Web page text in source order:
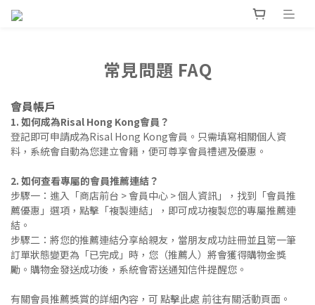
常見問題 FAQ
會員帳戶
1. 如何成為Risal Hong Kong會員？
登記即可申請成為Risal Hong Kong會員。只需填寫相關個人資
料，系統會自動為您建立會籍，便可尊享會員禮遇及優惠。
2. 如何查看專屬的會員推薦連結？
步驟一：進入「商店前台 > 會員中心 > 個人資訊」，找到「會員推
薦優惠」選項，點擊「複製連結」，即可成功複製您的專屬推薦連
結。
步驟二：將您的推薦連結分享給親友，當朋友成功註冊並且第一筆
訂單狀態變更為「已完成」時，您（推薦人）將會獲得購物金獎
勵。購物金發送成功後，系統會寄送通知信件提醒您。
有關會員推薦獎賞的詳細內容，可 點擊此處 前往有關活動頁面。